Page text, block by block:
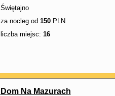
Świętajno
za nocleg od 150PLN
liczba miejsc: 16
Dom Na Mazurach